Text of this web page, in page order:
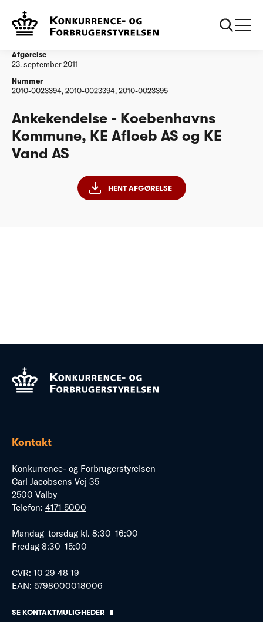
Vandtilsyn
Vand AS
Afgørelse
23. september 2011
Nummer
2010-0023394, 2010-0023394, 2010-0023395
Ankekendelse - Koebenhavns
Kommune, KE Afloeb AS og KE
Vand AS
HENT AFGØRELSE
Kontakt
Konkurrence- og Forbrugerstyrelsen
Carl Jacobsens Vej 35
2500 Valby
Telefon: 4171 5000
Mandag–torsdag kl. 8:30–16:00
Fredag 8:30–15:00
CVR: 10 29 48 19
EAN: 5798000018006
SE KONTAKTMULIGHEDER